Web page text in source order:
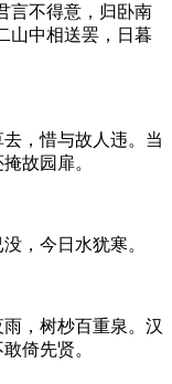
不得意，归卧南
山中相送罢，日暮
，惜与故人违。当
故园扉。
，今日水犹寒。
，树杪百重泉。汉
倚先贤。